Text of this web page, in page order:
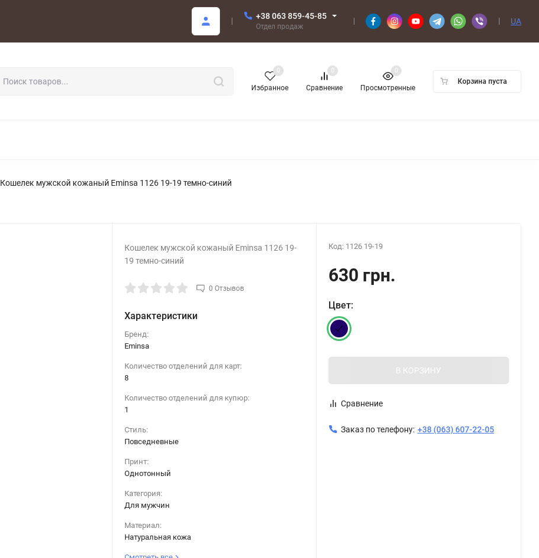
+38 063 859-45-85
Отдел продаж
UA
Избранное
0
Сравнение
0
Просмотренные
0
Корзина пуста
Кошелек мужской кожаный Eminsa 1126 19-19 темно-синий
Кошелек мужской кожаный Eminsa 1126 19-
19 темно-синий
0 Отзывов
Характеристики
Бренд:
Eminsa
Количество отделений для карт:
8
Количество отделений для купюр:
1
Стиль:
Повседневные
Принт:
Однотонный
Категория:
Для мужчин
Материал:
Натуральная кожа
Код: 1126 19-19
630 грн.
Цвет:
В КОРЗИНУ
Сравнение
Заказ по телефону: +38 (063) 607-22-05